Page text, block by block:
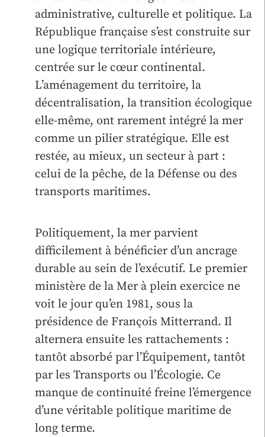
administrative, culturelle et politique. La
République française s’est construite sur
une logique territoriale intérieure,
centrée sur le cœur continental.
L’aménagement du territoire, la
décentralisation, la transition écologique
elle-même, ont rarement intégré la mer
comme un pilier stratégique. Elle est
restée, au mieux, un secteur à part :
celui de la pêche, de la Défense ou des
transports maritimes.
Politiquement, la mer parvient
difficilement à bénéficier d’un ancrage
durable au sein de l’exécutif. Le premier
ministère de la Mer à plein exercice ne
voit le jour qu’en 1981, sous la
présidence de François Mitterrand. Il
alternera ensuite les rattachements :
tantôt absorbé par l’Équipement, tantôt
par les Transports ou l’Écologie. Ce
manque de continuité freine l’émergence
d’une véritable politique maritime de
long terme.